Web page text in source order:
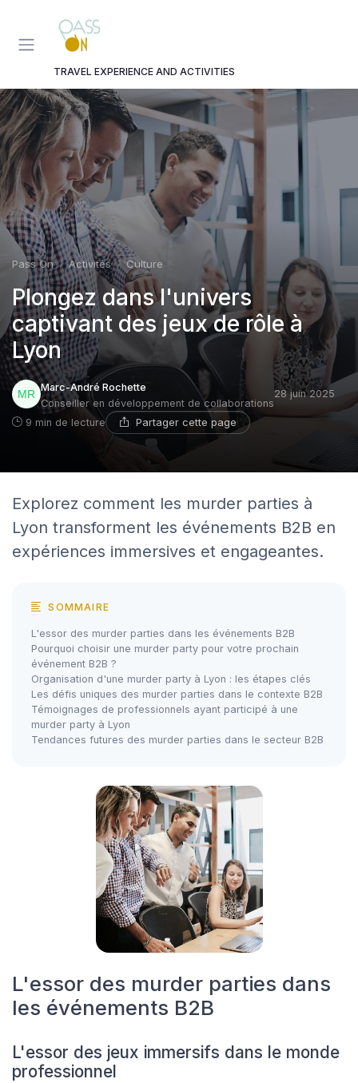
TRAVEL EXPERIENCE AND ACTIVITIES
Pass On Activités Culture
Plongez dans l'univers
captivant des jeux de rôle à
Lyon
Marc-André Rochette
Conseiller en développement de collaborations
28 juin 2025
9 min de lecture Partager cette page
Explorez comment les murder parties à
Lyon transforment les événements B2B en
expériences immersives et engageantes.
SOMMAIRE
L'essor des murder parties dans les événements B2B
Pourquoi choisir une murder party pour votre prochain
événement B2B ?
Organisation d'une murder party à Lyon : les étapes clés
Les défis uniques des murder parties dans le contexte B2B
Témoignages de professionnels ayant participé à une
murder party à Lyon
Tendances futures des murder parties dans le secteur B2B
L'essor des murder parties dans
les événements B2B
L'essor des jeux immersifs dans le monde
professionnel